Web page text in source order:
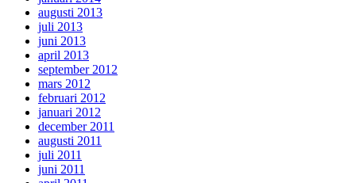
augusti 2013
juli 2013
juni 2013
april 2013
september 2012
mars 2012
februari 2012
januari 2012
december 2011
augusti 2011
juli 2011
juni 2011